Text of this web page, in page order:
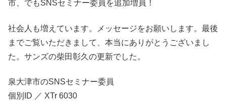
市、でもSNSセミナー委員を追加増員！
社会人も増えています。メッセージをお願いします。最後
までご覧いただきまして、本当にありがとうございまし
た。サンズの柴田彰久の更新でした。
泉大津市のSNSセミナー委員
個別ID ／ XTr 6030